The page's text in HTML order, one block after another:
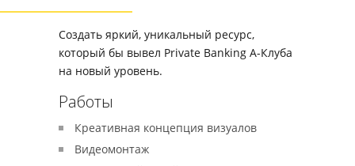
Создать яркий, уникальный ресурс,
который бы вывел Private Banking А-Клуба
на новый уровень.
Работы
Креативная концепция визуалов
Видеомонтаж